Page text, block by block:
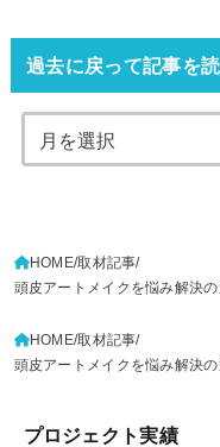
過去に戻って記事を
HOME 取材記事
頭皮アートメイクを悩み解決
HOME 取材記事
頭皮アートメイクを悩み解決
プロジェクト実績